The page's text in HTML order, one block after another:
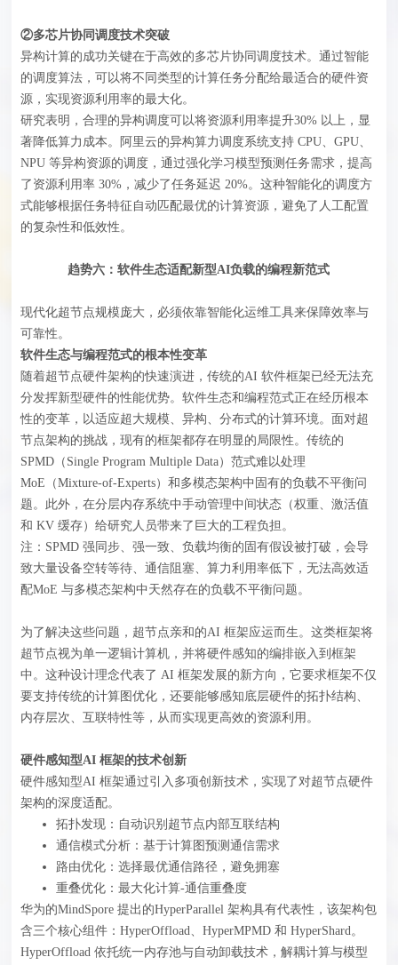
②多芯片协同调度技术突破
异构计算的成功关键在于高效的多芯片协同调度技术。通过智能
的调度算法，可以将不同类型的计算任务分配给最适合的硬件资
源，实现资源利用率的最大化。
研究表明，合理的异构调度可以将资源利用率提升30% 以上，显
著降低算力成本。阿里云的异构算力调度系统支持 CPU、GPU、
NPU 等异构资源的调度，通过强化学习模型预测任务需求，提高
了资源利用率 30%，减少了任务延迟 20%。这种智能化的调度方
式能够根据任务特征自动匹配最优的计算资源，避免了人工配置
的复杂性和低效性。
趋势六：软件生态适配新型AI负载的编程新范式
现代化超节点规模庞大，必须依靠智能化运维工具来保障效率与
可靠性。
软件生态与编程范式的根本性变革
随着超节点硬件架构的快速演进，传统的AI 软件框架已经无法充
分发挥新型硬件的性能优势。软件生态和编程范式正在经历根本
性的变革，以适应超大规模、异构、分布式的计算环境。面对超
节点架构的挑战，现有的框架都存在明显的局限性。传统的
SPMD（Single Program Multiple Data）范式难以处理
MoE（Mixture-of-Experts）和多模态架构中固有的负载不平衡问
题。此外，在分层内存系统中手动管理中间状态（权重、激活值
和 KV 缓存）给研究人员带来了巨大的工程负担。
注：SPMD 强同步、强一致、负载均衡的固有假设被打破，会导
致大量设备空转等待、通信阻塞、算力利用率低下，无法高效适
配MoE 与多模态架构中天然存在的负载不平衡问题。
为了解决这些问题，超节点亲和的AI 框架应运而生。这类框架将
超节点视为单一逻辑计算机，并将硬件感知的编排嵌入到框架
中。这种设计理念代表了 AI 框架发展的新方向，它要求框架不仅
要支持传统的计算图优化，还要能够感知底层硬件的拓扑结构、
内存层次、互联特性等，从而实现更高效的资源利用。
硬件感知型AI 框架的技术创新
硬件感知型AI 框架通过引入多项创新技术，实现了对超节点硬件
架构的深度适配。
拓扑发现：自动识别超节点内部互联结构
通信模式分析：基于计算图预测通信需求
路由优化：选择最优通信路径，避免拥塞
重叠优化：最大化计算-通信重叠度
华为的MindSpore 提出的HyperParallel 架构具有代表性，该架构包
含三个核心组件：HyperOffload、HyperMPMD 和 HyperShard。
HyperOffload 依托统一内存池与自动卸载技术，解耦计算与模型